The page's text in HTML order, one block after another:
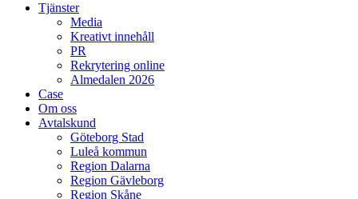
Tjänster
Media
Kreativt innehåll
PR
Rekrytering online
Almedalen 2026
Case
Om oss
Avtalskund
Göteborg Stad
Luleå kommun
Region Dalarna
Region Gävleborg
Region Skåne